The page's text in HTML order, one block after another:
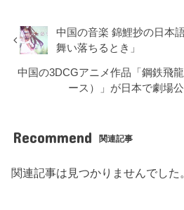
中国の音楽 錦鯉抄の日本
舞い落ちるとき」
中国の3DCGアニメ作品「鋼鉄飛
ース）」が日本で劇場
Recommend 関連記事
関連記事は見つかりませんでした